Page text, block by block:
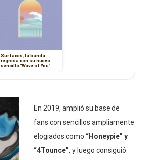
Surfaces, la banda
regresa con su nuevo
sencillo “Wave of You”
En 2019, amplió su base de
fans con sencillos ampliamente
elogiados como “Honeypie” y
“4Tounce”, y luego consiguió